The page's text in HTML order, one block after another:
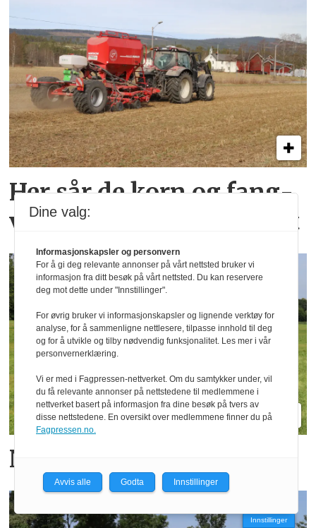
Her sår de korn og fang­
vekster i samme overfart
Novacat blir breiere
Innstillinger
Dine valg:
Informasjonskapsler og personvern
For å gi deg relevante annonser på vårt nettsted bruker vi
informasjon fra ditt besøk på vårt nettsted. Du kan reservere
deg mot dette under "Innstillinger".
For øvrig bruker vi informasjonskapsler og lignende verktøy for
analyse, for å sammenligne nettlesere, tilpasse innhold til deg
og for å utvikle og tilby nødvendig funksjonalitet. Les mer i vår
personvernerklæring.
Vi er med i Fagpressen-nettverket. Om du samtykker under, vil
du få relevante annonser på nettstedene til medlemmene i
nettverket basert på informasjon fra dine besøk på tvers av
disse nettstedene. En oversikt over medlemmene finner du på
Fagpressen.no.
Avvis alle Godta Innstillinger